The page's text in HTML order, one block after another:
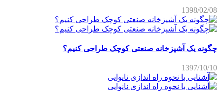
1398/02/08
چگونه یک آشپزخانه صنعتی کوچک طراحی کنیم؟
1397/10/10